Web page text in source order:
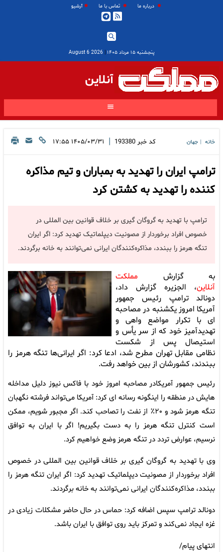
درباره ما تماس با ما آرشیو
پنجشنبه ۱۵ مرداد ۱۴۰۵ |
2026 August 6
آنلاین
خانه جهان کد خبر 193380
| ۱۴۰۵/۰۳/۳۱ ۱۷:۵۵
ترامپ ایران را تهدید به بمباران و تیم مذاکره
کننده را تهدید به کشتن کرد
ترامپ با تهدید به گروگان گیری بر خلاف قوانین بین المللی در
خصوص افراد برخوردار از مصونیت دیپلماتیک تهدید کرد: اگر ایران
تنگه هرمز را ببندد، مذاکره‌کنندگان ایرانی نمی‌توانند به خانه برگردند.
به گزارش مملکت
آنلاین، الجزیره گزارش داد،
دونالد ترامپ رئیس جمهور
آمریکا امروز یکشنبه در مصاحبه
ای با تکرار مواضع واهی و
تهدیدآمیز خود که از سر یأس و
استیصال پس از شکست
نظامی مقابل تهران مطرح شد، ادعا کرد: اگر ایرانی‌ها تنگه هرمز را
ببندند، کشورشان از بین خواهد رفت.
رئیس جمهور آمریکادر مصاحبه امروز خود با فاکس نیوز دلیل مداخله
هایش در منطقه را اینگونه رسانه ای کرد: آمریکا می‌تواند فرشته نگهبان
تنگه هرمز شود و ۲۰٪ از نفت را تصاحب کند. اگر مجبور شویم، ممکن
است کنترل تنگه هرمز را به دست بگیریم! اگر با ایران به توافق
نرسیم، عوارض تردد در تنگه هرمز وضع خواهیم کرد.
وی با تهدید به گروگان گیری بر خلاف قوانین بین المللی در خصوص
افراد برخوردار از مصونیت دیپلماتیک تهدید کرد: اگر ایران تنگه هرمز را
ببندد، مذاکره‌کنندگان ایرانی نمی‌توانند به خانه برگردند.
دونالد ترامپ سپس اضافه کرد: حماس در حال حاضر مشکلات زیادی در
غزه ایجاد نمی‌کند و تمرکز باید روی توافق با ایران باشد.
انتهای پیام/